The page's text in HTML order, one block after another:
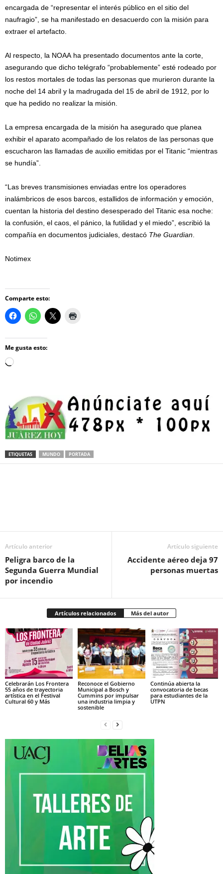
encargada de “representar el interés público en el sitio del
naufragio”, se ha manifestado en desacuerdo con la misión para
extraer el artefacto.
Al respecto, la NOAA ha presentado documentos ante la corte,
asegurando que dicho telégrafo “probablemente” esté rodeado por
los restos mortales de todas las personas que murieron durante la
noche del 14 abril y la madrugada del 15 de abril de 1912, por lo
que ha pedido no realizar la misión.
La empresa encargada de la misión ha asegurado que planea
exhibir el aparato acompañado de los relatos de las personas que
escucharon las llamadas de auxilio emitidas por el Titanic “mientras
se hundía”.
“Las breves transmisiones enviadas entre los operadores
inalámbricos de esos barcos, estallidos de información y emoción,
cuentan la historia del destino desesperado del Titanic esa noche:
la confusión, el caos, el pánico, la futilidad y el miedo”, escribió la
compañía en documentos judiciales, destacó The Guardian
Notimex
Comparte esto:
Me gusta esto:
Loading…
ETIQUETAS MUNDO PORTADA
Artículo anterior
Peligra barco de la
Segunda Guerra Mundial
por incendio
Artículo siguiente
Accidente aéreo deja 97
personas muertas
Artículos relacionados Más del autor
Celebrarán Los Frontera
55 años de trayectoria
artística en el Festival
Cultural 60 y Más
Reconoce el Gobierno
Municipal a Bosch y
Cummins por impulsar
una industria limpia y
sostenible
Continúa abierta la
convocatoria de becas
para estudiantes de la
UTPN